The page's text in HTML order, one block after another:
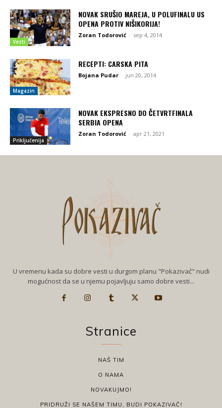
Vesti
NOVAK SRUŠIO MAREJA, U POLUFINALU US
OPENA PROTIV NIŠIKORIJA!
Zoran Todorović - sep 4, 2014
Magazin
RECEPTI: CARSKA PITA
Bojana Pudar - jun 20, 2014
Priključenija
NOVAK EKSPRESNO DO ČETVRTFINALA
SERBIA OPENA
Zoran Todorović - apr 21, 2021
U vremenu kada su dobre vesti u durgom planu "Pokazivač" nudi
mogućnost da se u njemu pojavljuju samo dobre vesti...
Stranice
NAŠ TIM
O NAMA
NOVAKUJMO!
PRIDRUŽI SE NAŠEM TIMU, BUDI POKAZIVAČ!